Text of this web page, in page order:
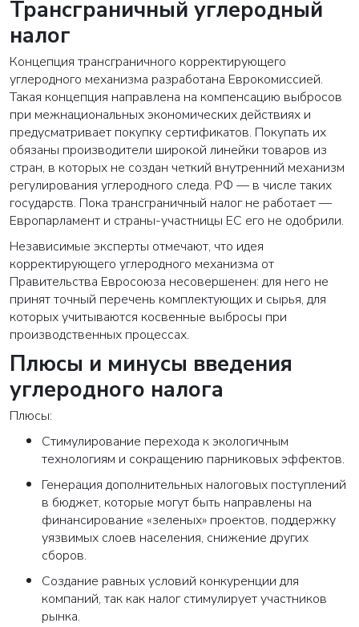
Трансграничный углеродный
налог
Концепция трансграничного корректирующего
углеродного механизма разработана Еврокомиссией.
Такая концепция направлена на компенсацию выбросов
при межнациональных экономических действиях и
предусматривает покупку сертификатов. Покупать их
обязаны производители широкой линейки товаров из
стран, в которых не создан четкий внутренний механизм
регулирования углеродного следа. РФ — в числе таких
государств. Пока трансграничный налог не работает —
Европарламент и страны-участницы ЕС его не одобрили.
Независимые эксперты отмечают, что идея
корректирующего углеродного механизма от
Правительства Евросоюза несовершенен: для него не
принят точный перечень комплектующих и сырья, для
которых учитываются косвенные выбросы при
производственных процессах.
Плюсы и минусы введения
углеродного налога
Плюсы:
Стимулирование перехода к экологичным
технологиям и сокращению парниковых эффектов.
Генерация дополнительных налоговых поступлений
в бюджет, которые могут быть направлены на
финансирование «зеленых» проектов, поддержку
уязвимых слоев населения, снижение других
сборов.
Создание равных условий конкуренции для
компаний, так как налог стимулирует участников
рынка.